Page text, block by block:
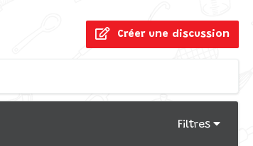
Créer une discussion
Filtres